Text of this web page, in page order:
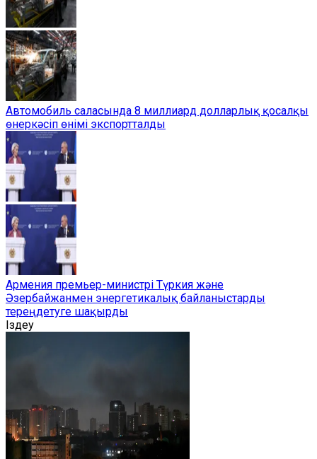
Автомобиль саласында 8 миллиард долларлық қосалқы
өнеркәсіп өнімі экспортталды
Армения премьер-министрі Түркия және
Әзербайжанмен энергетикалық байланыстарды
тереңдетуге шақырды
Іздеу